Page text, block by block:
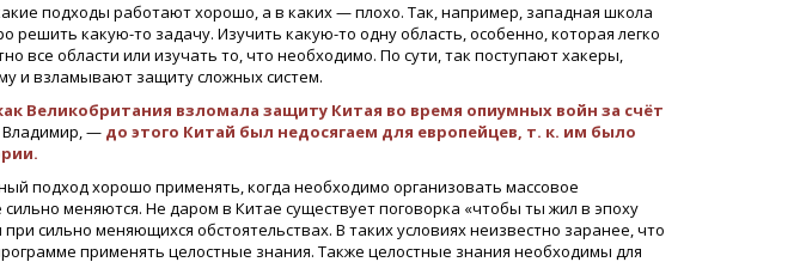
подходы работают хорошо, а в каких — плохо. Так, например, западная школа
решить какую-то задачу. Изучить какую-то одну область, особенно, которая легко
все области или изучать то, что необходимо. По сути, так поступают хакеры,
и взламывают защиту сложных систем.
Великобритания взломала защиту Китая во время опиумных войн за счёт
— до этого Китай был недосягаем для европейцев, т. к. им было
подход хорошо применять, когда необходимо организовать массовое
меняются. Не даром в Китае существует поговорка «чтобы ты жил в эпоху
сильно меняющихся обстоятельствах. В таких условиях неизвестно заранее, что
применять целостные знания. Также целостные знания необходимы для